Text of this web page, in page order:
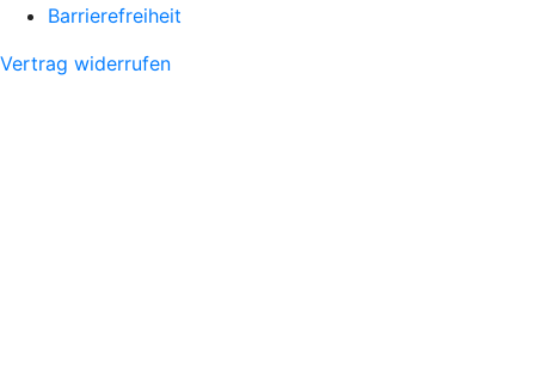
Barrierefreiheit
Vertrag widerrufen